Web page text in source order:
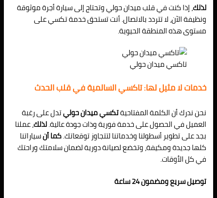
لذلك، إذا كنت في قلب ميدان حولي وتحتاج إلى سيارة أجرة موثوقة
ونظيفة الآن، لا تتردد بالاتصال. أنت تستحق خدمة تكسي على
مستوى هذه المنطقة الحيوية.
تاكسي ميدان حولي
خدمات لا مثيل لها: تاكسي السالمية في قلب الحدث
نحن ندرك أن الكلمة المفتاحيةتكسي ميدان حوليتدل على رغبة
العميل في الحصول على خدمة فورية وذات جودة عالية.لذلك، عملنا
بجد على تطوير أسطولنا وخدماتنا لتتجاوز توقعاتك.كما أنسياراتنا
كلها جديدة ومكيفة، وتخضع لصيانة دورية لضمان سلامتك وراحتك
في كل الأوقات.
توصيل سريع ومضمون 24 ساعة